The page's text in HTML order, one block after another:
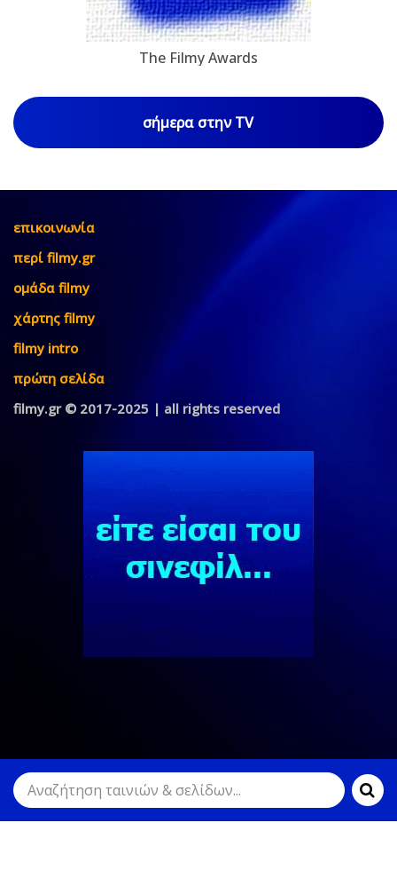
The Filmy Awards
σήμερα στην TV
επικοινωνία
περί filmy.gr
ομάδα filmy
χάρτης filmy
filmy intro
πρώτη σελίδα
filmy.gr © 2017-2025 | all rights reserved